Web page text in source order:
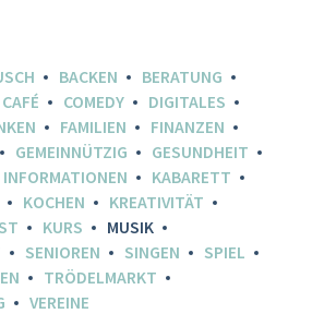
BACKEN
BERATUNG
CAFÉ COMEDY
DIGITALES
FAMILIEN
FINANZEN
GEMEINNÜTZIG
GESUNDHEIT
INFORMATIONEN
KABARETT
KOCHEN
KREATIVITÄT
KURS
MUSIK
SENIOREN SINGEN
SPIEL
TRÖDELMARKT
VEREINE